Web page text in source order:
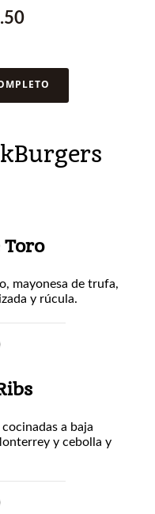
Toro
mayonesa de trufa,
y rúcula.
a baja
y cebolla y